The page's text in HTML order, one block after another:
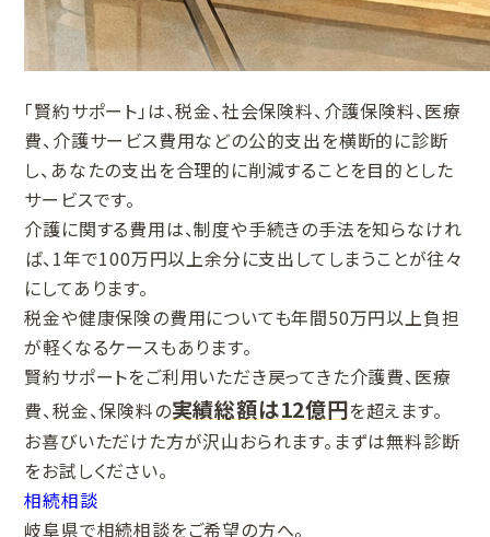
「賢約サポート」は、税金、社会保険料、介護保険料、医療
費、介護サービス費用などの公的支出を横断的に診断
し、あなたの支出を合理的に削減することを目的とした
サービスです。
介護に関する費用は、制度や手続きの手法を知らなけれ
ば、1年で100万円以上余分に支出してしまうことが往々
にしてあります。
税金や健康保険の費用についても年間50万円以上負担
が軽くなるケースもあります。
賢約サポートをご利用いただき戻ってきた介護費、医療
費、税金、保険料の実績総額は12億円を超えます。
お喜びいただけた方が沢山おられます。まずは無料診断
をお試しください。
相続相談
岐阜県で相続相談をご希望の方へ。